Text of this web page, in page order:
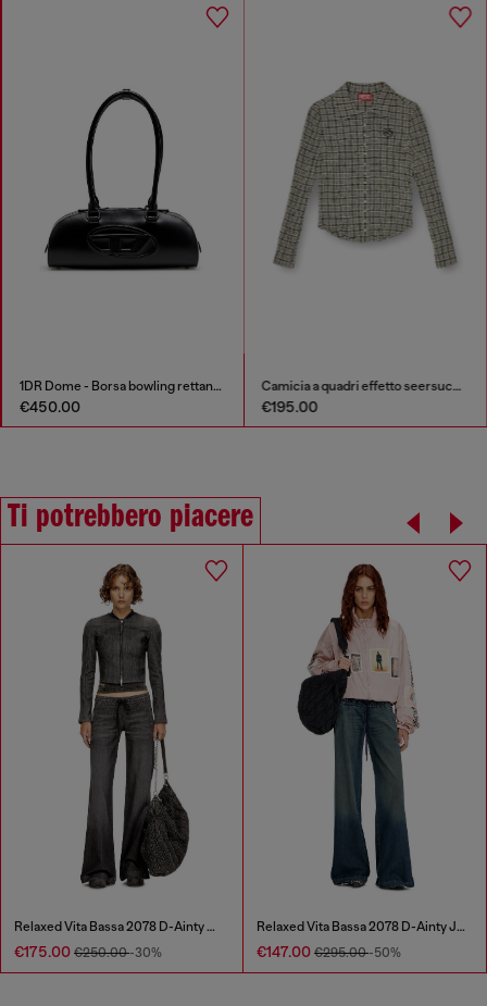
1DR Dome - Borsa bowling rettangolare in pelle
€450.00
Camicia a quadri effetto seersucker
€195.00
Ti potrebbero piacere
Relaxed Vita Bassa 2078 D-Ainty Joggjeans®
€175.00 €250.00-30%
Relaxed Vita Bassa 2078 D-Ainty Joggjeans®
€147.00 €295.00-50%